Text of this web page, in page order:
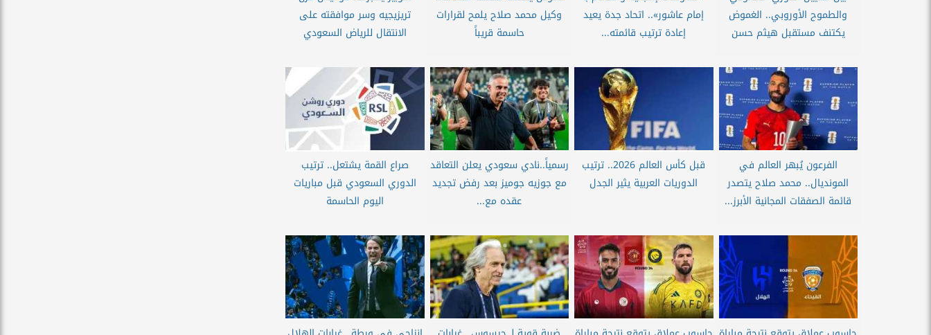
والطموح الأوروبي.. الغموض
يكتنف مستقبل هيثم حسن
إمام عاشور».. اتحاد جدة يعيد
إعادة ترتيب قائمته...
وكيل محمد صلاح يلمح لقرارات
حاسمة قريباً
تريزيجيه وسر موافقته على
الانتقال للرياض السعودي
الفرعون يُبهر العالم في
المونديال.. محمد صلاح يتصدر
قائمة الصفقات المجانية الأبرز...
قبل كأس العالم 2026.. ترتيب
الدوريات العربية يثير الجدل
رسمياً..نادي سعودي يعلن التعاقد
مع جوزيه جوميز بعد رفض تجديد
عقده مع...
صراع القمة يشتعل.. ترتيب
الدوري السعودي قبل مباريات
اليوم الحاسمة